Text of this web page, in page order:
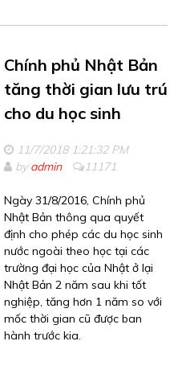
Chính phủ Nhật Bản
tăng thời gian lưu trú
cho du học sinh
11/7/2018 1:21:32 PM
byadmin 11171
Ngày 31/8/2016, Chính phủ
Nhật Bản thông qua quyết
định cho phép các du học sinh
nước ngoài theo học tại các
trường đại học của Nhật ở lại
Nhật Bản 2 năm sau khi tốt
nghiệp, tăng hơn 1 năm so với
mốc thời gian cũ được ban
hành trước kia.